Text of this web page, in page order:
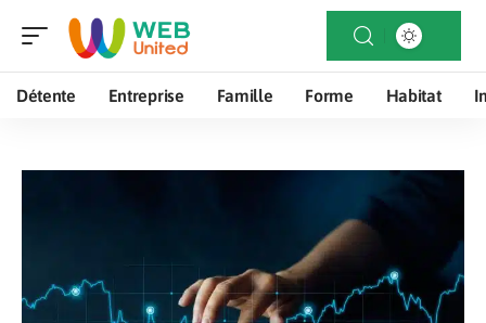
Détente Entreprise Famille Forme Habitat